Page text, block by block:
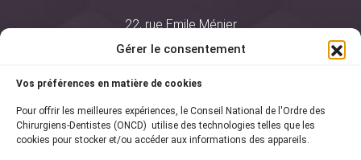
Gérer le consentement
Vos préférences en matière de cookies
Pour offrir les meilleures expériences, le Conseil National de l'Ordre des
Chirurgiens-Dentistes (ONCD) utilise des technologies telles que les
cookies pour stocker et/ou accéder aux informations des appareils.
22, rue Emile Ménier
75761 Paris Cedex 16
01 44 34 78 80
courrier@oncd.org